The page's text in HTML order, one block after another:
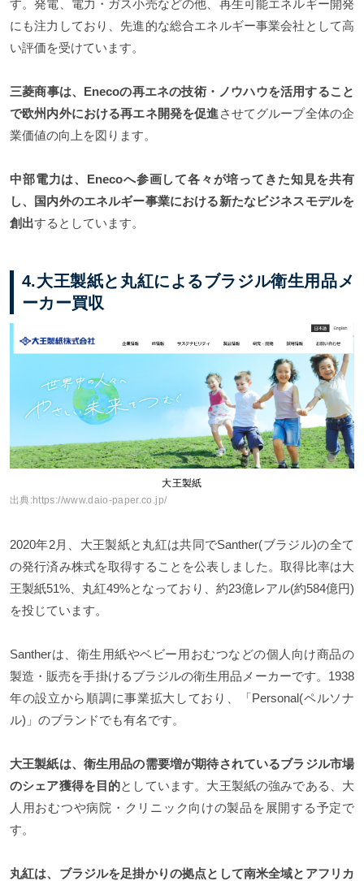
す。発電、電力・ガス小売などの他、再生可能エネルギー開発
にも注力しており、先進的な総合エネルギー事業会社として高
い評価を受けています。
三菱商事は、Enecoの再エネの技術・ノウハウを活用すること
で欧州内外における再エネ開発を促進させてグループ全体の企
業価値の向上を図ります。
中部電力は、Enecoへ参画して各々が培ってきた知見を共有
し、国内外のエネルギー事業における新たなビジネスモデルを
創出するとしています。
4.大王製紙と丸紅によるブラジル衛生用品メ
ーカー買収
大王製紙
出典:https://www.daio-paper.co.jp/
2020年2月、大王製紙と丸紅は共同でSanther(ブラジル)の全て
の発行済み株式を取得することを公表しました。取得比率は大
王製紙51%、丸紅49%となっており、約23億レアル(約584億円)
を投じています。
Santherは、衛生用紙やベビー用おむつなどの個人向け商品の
製造・販売を手掛けるブラジルの衛生用品メーカーです。1938
年の設立から順調に事業拡大しており、「Personal(ペルソナ
ル)」のブランドでも有名です。
大王製紙は、衛生用品の需要増が期待されているブラジル市場
のシェア獲得を目的としています。大王製紙の強みである、大
人用おむつや病院・クリニック向けの製品を展開する予定で
す。
丸紅は、ブラジルを足掛かりの拠点として南米全域とアフリカ